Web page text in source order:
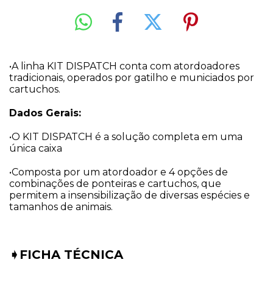
•A linha KIT DISPATCH conta com atordoadores
tradicionais, operados por gatilho e municiados por
cartuchos.
Dados Gerais:
•O KIT DISPATCH é a solução completa em uma
única caixa
•Composta por um atordoador e 4 opções de
combinações de ponteiras e cartuchos, que
permitem a insensibilização de diversas espécies e
tamanhos de animais.
➧ FICHA TÉCNICA